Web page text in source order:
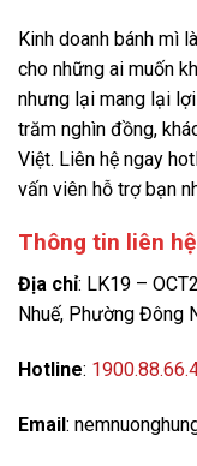
Kinh doanh bánh mì
cho những ai muốn
nhưng lại mang lại
trăm nghìn đồng,
Việt. Liên hệ ngay
vấn viên hỗ trợ bạn
Thông tin liên hệ
Địa chỉ: LK19 –
Nhuế, Phường Đông
Hotline:
Email: